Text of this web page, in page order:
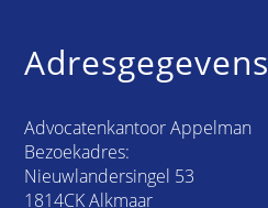
Adresgegevens
Advocatenkantoor Appelman
Bezoekadres:
Nieuwlandersingel 53
1814CK Alkmaar